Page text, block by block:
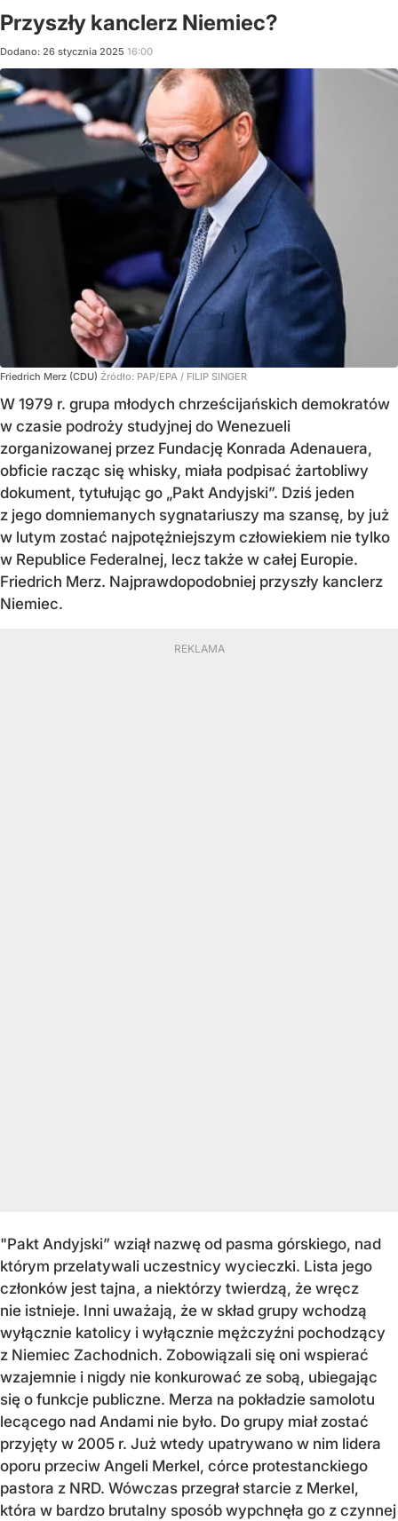
Przyszły kanclerz Niemiec?
Dodano: 26 stycznia 2025 16:00
Friedrich Merz (CDU) Źródło: PAP/EPA / FILIP SINGER
W 1979 r. grupa młodych chrześcijańskich demokratów
w czasie podroży studyjnej do Wenezueli
zorganizowanej przez Fundację Konrada Adenauera,
obficie racząc się whisky, miała podpisać żartobliwy
dokument, tytułując go „Pakt Andyjski”. Dziś jeden
z jego domniemanych sygnatariuszy ma szansę, by już
w lutym zostać najpotężniejszym człowiekiem nie tylko
w Republice Federalnej, lecz także w całej Europie.
Friedrich Merz. Najprawdopodobniej przyszły kanclerz
Niemiec.
"Pakt Andyjski” wziął nazwę od pasma górskiego, nad
którym przelatywali uczestnicy wycieczki. Lista jego
członków jest tajna, a niektórzy twierdzą, że wręcz
nie istnieje. Inni uważają, że w skład grupy wchodzą
wyłącznie katolicy i wyłącznie mężczyźni pochodzący
z Niemiec Zachodnich. Zobowiązali się oni wspierać
wzajemnie i nigdy nie konkurować ze sobą, ubiegając
się o funkcje publiczne. Merza na pokładzie samolotu
lecącego nad Andami nie było. Do grupy miał zostać
przyjęty w 2005 r. Już wtedy upatrywano w nim lidera
oporu przeciw Angeli Merkel, córce protestanckiego
pastora z NRD. Wówczas przegrał starcie z Merkel,
która w bardzo brutalny sposób wypchnęła go z czynnej